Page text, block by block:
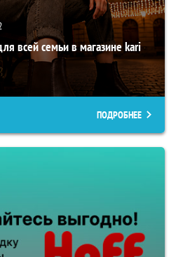
всей семьи в магазине kari
ПОДРОБНЕЕ